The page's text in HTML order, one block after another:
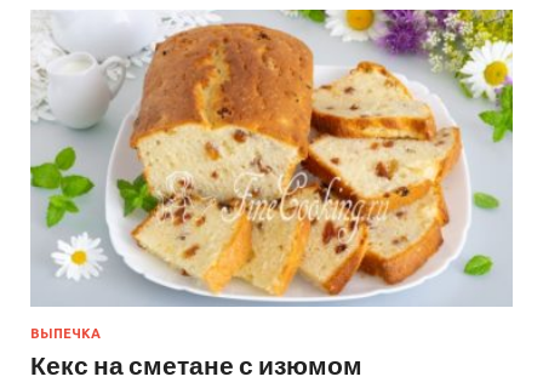
ВЫПЕЧКА
Кекс на сметане с изюмом